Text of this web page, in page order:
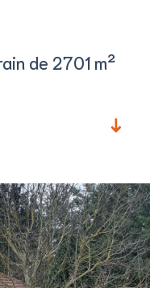
de 2701 m²